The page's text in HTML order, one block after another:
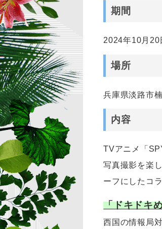
期間
2024年10月20
場所
兵庫県淡路市
内容
TVアニメ「
写真撮影を楽
ーフにしたコ
「ドキドキ
西国の情報局